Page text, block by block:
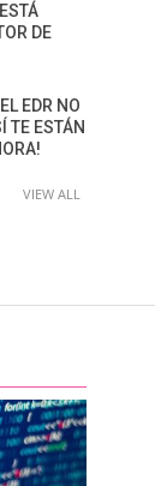
DE
EDR NO
TE ESTÁN
VIEW ALL